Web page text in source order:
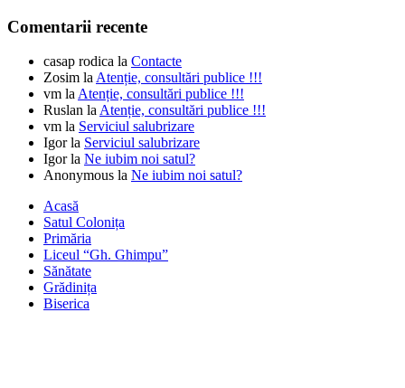
Comentarii recente
casap rodica la Contacte
Zosim la Atenție, consultări publice !!!
vm la Atenție, consultări publice !!!
Ruslan la Atenție, consultări publice !!!
vm la Serviciul salubrizare
Igorla Serviciul salubrizare
Igorla Ne iubim noi satul?
Anonymous la Ne iubim noi satul?
Acasă
Satul Colonița
Primăria
Liceul “Gh. Ghimpu”
Sănătate
Grădinița
Biserica